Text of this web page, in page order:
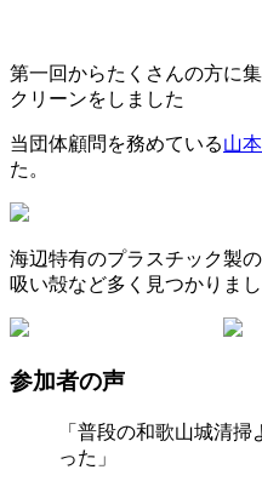
第一回からたくさんの方に
クリーンをしました
当団体顧問を務めている山
た。
海辺特有のプラスチック製
吸い殻など多く見つかりまし
参加者の声
「普段の和歌山城清
った」